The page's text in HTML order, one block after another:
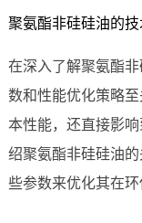
聚氨酯非硅硅油的
在深入了解聚氨酯
数和性能优化策略
本性能，还直接影
绍聚氨酯非硅硅油
些参数来优化其在环